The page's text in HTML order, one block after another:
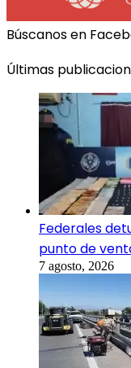
Búscanos en
Últimas
Federales
punto de
7 agosto, 2026